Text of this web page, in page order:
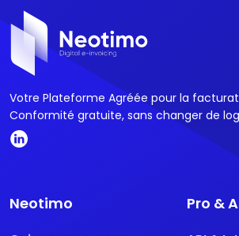
Votre Plateforme Agréée pour la
Conformité gratuite, sans changer de
Neotimo Pro &